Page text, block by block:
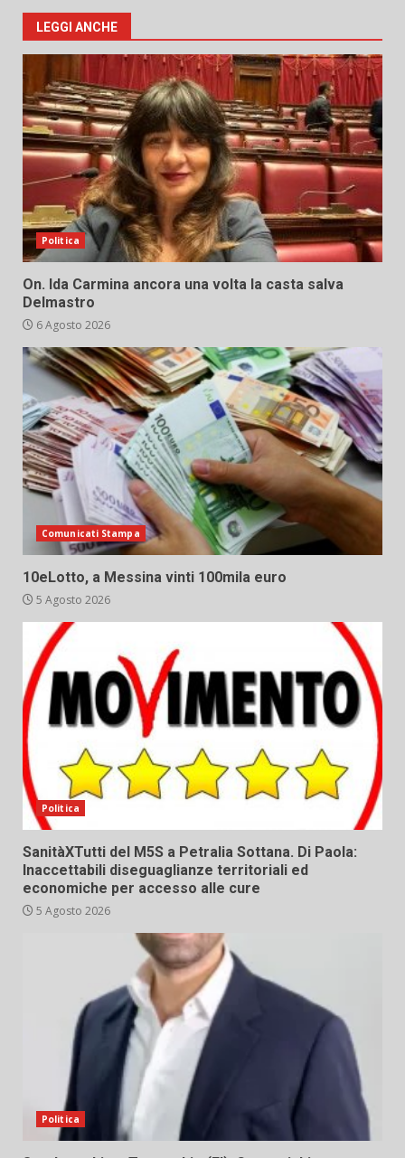
LEGGI ANCHE
Politica
On. Ida Carmina ancora una volta la casta salva
Delmastro
6 Agosto 2026
Comunicati Stampa
10eLotto, a Messina vinti 100mila euro
5 Agosto 2026
Politica
SanitàXTutti del M5S a Petralia Sottana. Di Paola:
Inaccettabili diseguaglianze territoriali ed
economiche per accesso alle cure
5 Agosto 2026
Politica